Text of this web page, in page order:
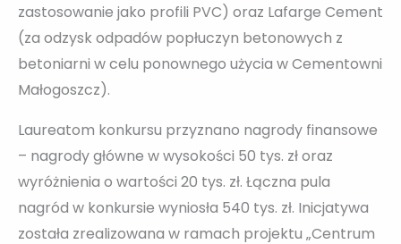
zastosowanie jako profili PVC) oraz Lafarge Cement
(za odzysk odpadów popłuczyn betonowych z
betoniarni w celu ponownego użycia w Cementowni
Małogoszcz).
Laureatom konkursu przyznano nagrody finansowe
– nagrody główne w wysokości 50 tys. zł oraz
wyróżnienia o wartości 20 tys. zł. Łączna pula
nagród w konkursie wyniosła 540 tys. zł. Inicjatywa
została zrealizowana w ramach projektu „Centrum